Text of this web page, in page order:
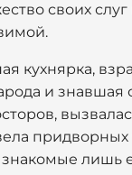
своих
кухнярка,
и знавшая
придворных
лишь